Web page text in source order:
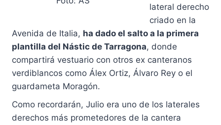
lateral derecho
criado en la
Avenida de Italia, ha dado el salto a la primera
plantilla del Nástic de Tarragona, donde
compartirá vestuario con otros ex canteranos
verdiblancos como Álex Ortiz, Álvaro Rey o el
guardameta Moragón.
Como recordarán, Julio era uno de los laterales
derechos más prometedores de la cantera